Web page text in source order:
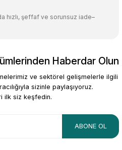
hızlı, şeffaf ve sorunsuz iade–
Haberdar Olun
ve sektörel gelişmelerle ilgili
sizinle paylaşıyoruz.
ilk siz keşfedin.
ABONE OL